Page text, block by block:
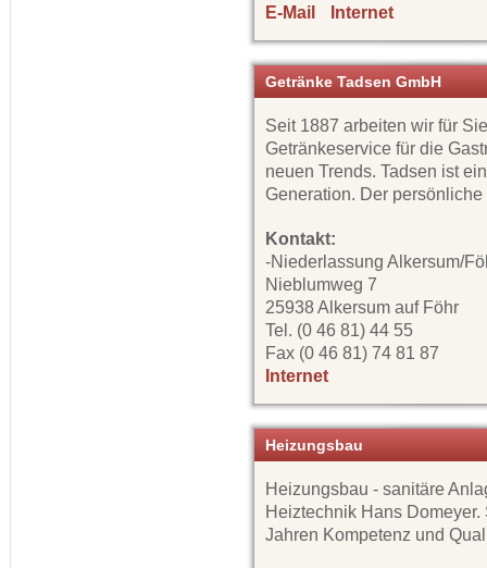
E-Mail
Internet
Getränke Tadsen GmbH
Seit 1887 arbeiten wir für
Getränkeservice für die
neuen Trends. Tadsen ist
Generation. Der
Kontakt:
-Niederlassung Alkersum/
Nieblumweg 7
25938 Alkersum auf Föhr
Tel. (0 46 81) 44 55
Fax (0 46 81) 74 81 87
Internet
Heizungsbau
Heizungsbau - sanitäre
Heiztechnik Hans Domeyer.
Jahren Kompetenz und